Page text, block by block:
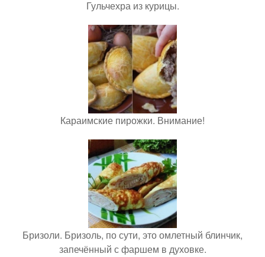
Гульчехра из курицы.
Караимские пирожки. Внимание!
Бризоли. Бризоль, по сути, это омлетный блинчик,
запечённый с фаршем в духовке.